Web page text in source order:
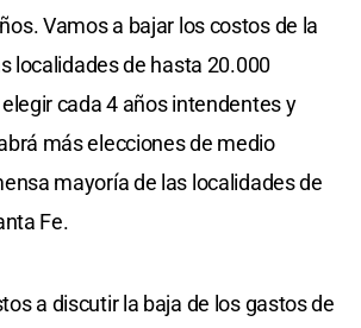
Vamos a bajar los costos de la
localidades de hasta 20.000
cada 4 años intendentes y
más elecciones de medio
mayoría de las localidades de
Fe.
a discutir la baja de los gastos de